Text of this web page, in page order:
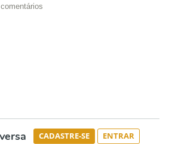
comentários